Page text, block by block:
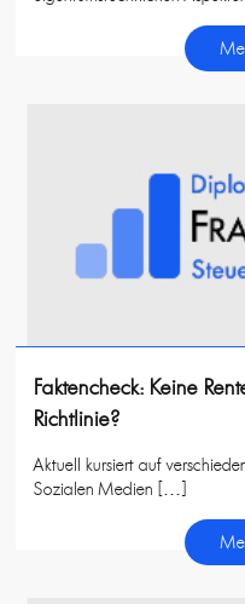
Faktencheck: Keine
Richtlinie?
Aktuell kursiert auf
Sozialen Medien […]